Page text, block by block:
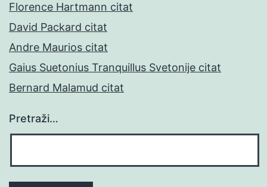
Florence Hartmann citat
David Packard citat
Andre Maurios citat
Gaius Suetonius Tranquillus Svetonije citat
Bernard Malamud citat
Pretraži…